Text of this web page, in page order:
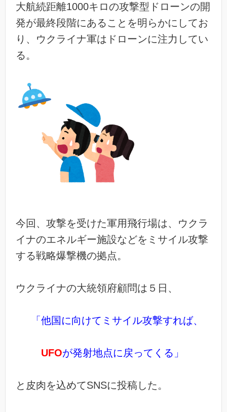
大航続距離1000キロの攻撃型ドローンの開
発が最終段階にあることを明らかにしてお
り、ウクライナ軍はドローンに注力してい
る。
今回、攻撃を受けた軍用飛行場は、ウクラ
イナのエネルギー施設などをミサイル攻撃
する戦略爆撃機の拠点。
ウクライナの大統領府顧問は５日、
「他国に向けてミサイル攻撃すれば、
UFOが発射地点に戻ってくる」
と皮肉を込めてSNSに投稿した。